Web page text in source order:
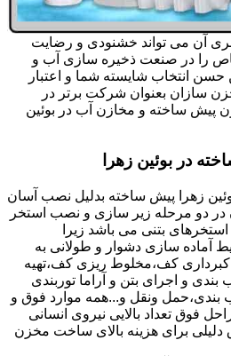
آن می تواند خشنودی و رضایت
را در صنعت ذخیره سازی آب و
انتخاب شایسته شما و اعتبار
سازان بعنوان شرکت برتر در
ساخته و مخازن آب در بوئین
در بوئین زهرا
زهرا پیش ساخته بدلیل نصب آسان
در دو مرحله زیر سازی و نصب استخر
بتنی می باشد زیرا
آماده سازی دشوار و طولانی به
کف،مخلوط ریزی کف،تهیه
بندی و اجرای بتن و آراما توربندی
ونقل و...همه موارد فوق و
فوق تعداد بالایی نیروی انسانی
دلیلی برای هزینه بالای ساخت مخزن